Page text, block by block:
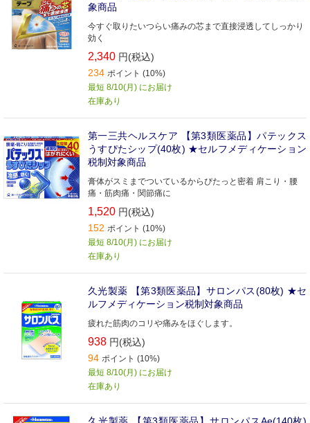
象商品
今すぐ取りたいつらい痛みの芯まで直接浸透してしっかり
効く
2,340 円(税込)
234 ポイント (10%)
最短 8/10(月) にお届け
在庫あり
第一三共ヘルスケア 【第3類医薬品】パテックス
うすぴたシップ(40枚) ★セルフメディケーション
税制対象商品
膏体がスミまでついているからぴたっと密着 肩こり・腰
痛・筋肉痛・関節痛に
1,520 円(税込)
152 ポイント (10%)
最短 8/10(月) にお届け
在庫あり
久光製薬 【第3類医薬品】サロンパス(80枚) ★セ
ルフメディケーション税制対象商品
疲れた筋肉のコリや痛みをほぐします。
938 円(税込)
94 ポイント (10%)
最短 8/10(月) にお届け
在庫あり